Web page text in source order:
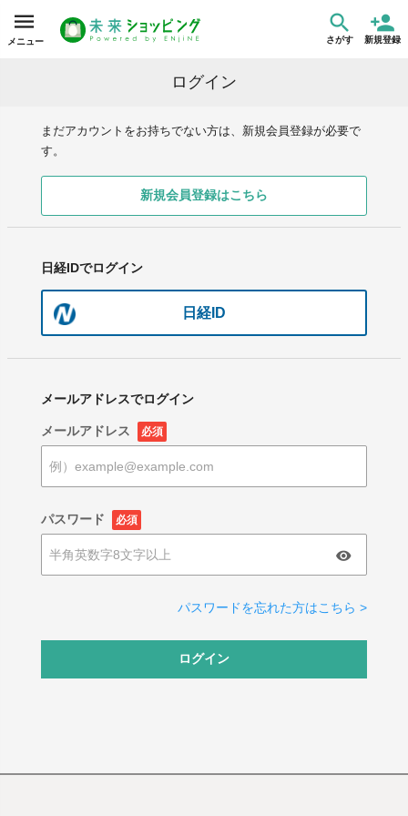
メニュー さがす 新規登録
ログイン
まだアカウントをお持ちでない方は、新規会員登録が必要で
す。
新規会員登録はこちら
日経IDでログイン
日経ID
メールアドレスでログイン
メールアドレス 必須
パスワード 必須
パスワードを忘れた方はこちら >
ログイン